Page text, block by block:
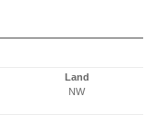
Land
NW